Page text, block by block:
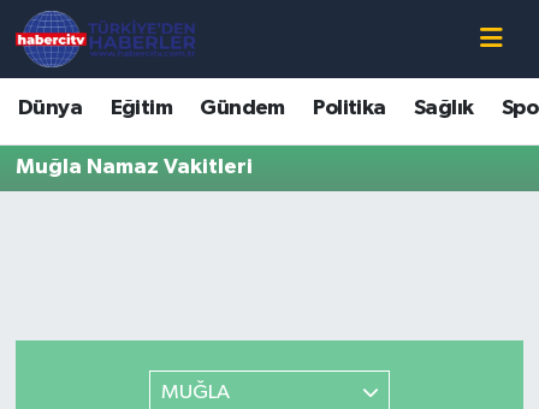
Dünya Eğitim Gündem Politika Sağlık
Muğla Namaz Vakitleri
MUĞLA
Hava Durumu
Süper Lig Puan Durumu ve Fikstür
Tüm Manşetler